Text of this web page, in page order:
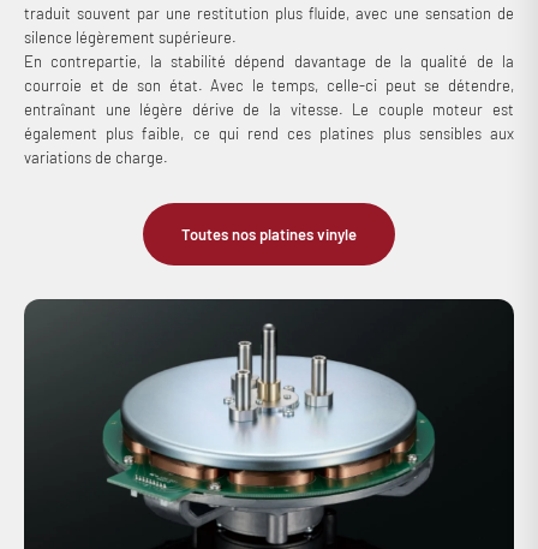
traduit souvent par une restitution plus fluide, avec une sensation de
silence légèrement supérieure.
En contrepartie, la stabilité dépend davantage de la qualité de la
courroie et de son état. Avec le temps, celle-ci peut se détendre,
entraînant une légère dérive de la vitesse. Le couple moteur est
également plus faible, ce qui rend ces platines plus sensibles aux
variations de charge.
Toutes nos platines vinyle